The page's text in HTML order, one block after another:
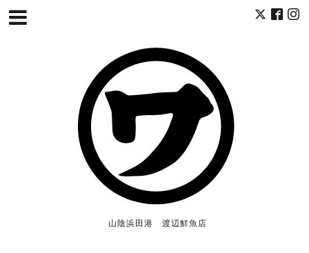
山陰浜田港 渡辺鮮魚店